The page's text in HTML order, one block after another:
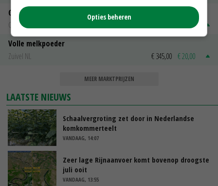
Gerst
Groningen
Volle melkpoeder
Zuivel NL
€ 345,00 € 20,00
MEER MARKTPRIJZEN
LAATSTE NIEUWS
Schaalvergroting zet door in Nederlandse
komkommerteelt
VANDAAG, 14:07
Zeer lage Rijnaanvoer komt bovenop droogste
juli ooit
VANDAAG, 13:55
Opties beheren